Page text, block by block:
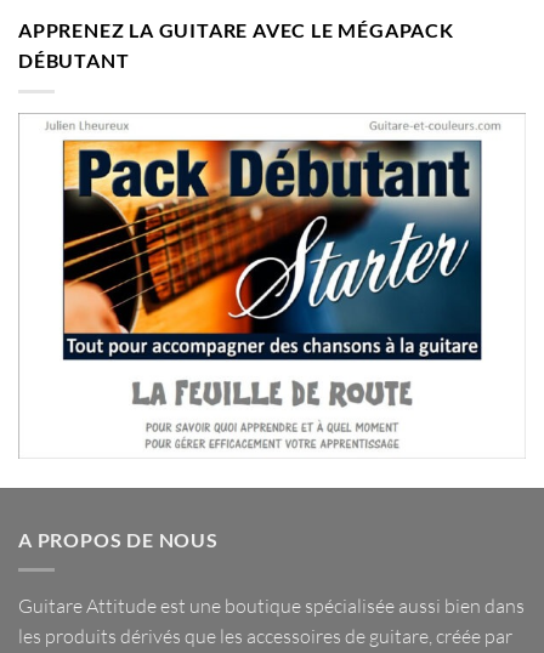
était : est :
APPRENEZ LA GUITARE AVEC LE MÉGAPACK
DÉBUTANT
A PROPOS DE NOUS
Guitare Attitude est une boutique spécialisée aussi bien dans
les produits dérivés que les accessoires de guitare, créée par